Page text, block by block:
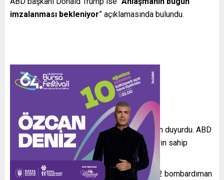
imzalanması bekleniyor” açıklamasında bulundu.
TRUMP SOSYAL MEDYADAN DUYURDU
Trump açıklamayı sosyal medya hesabından duyurdu. ABD
Başkanı, İran ile ilişkilerin önceki yönetimlerin sahip
olduğundan çok daha iyi olduğunu iddia etti.
Anlaşmanın ardından uygun bir zamanda B-2 bombardıman